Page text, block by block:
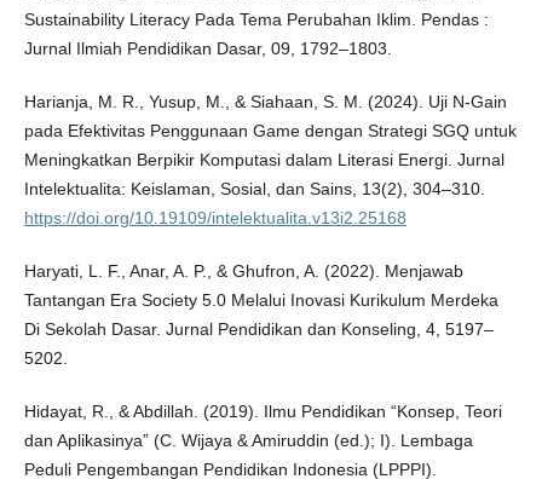
Sustainability Literacy Pada Tema Perubahan Iklim. Pendas :
Jurnal Ilmiah Pendidikan Dasar, 09, 1792–1803.
Harianja, M. R., Yusup, M., & Siahaan, S. M. (2024). Uji N-Gain
pada Efektivitas Penggunaan Game dengan Strategi SGQ untuk
Meningkatkan Berpikir Komputasi dalam Literasi Energi. Jurnal
Intelektualita: Keislaman, Sosial, dan Sains, 13(2), 304–310.
https://doi.org/10.19109/intelektualita.v13i2.25168
Haryati, L. F., Anar, A. P., & Ghufron, A. (2022). Menjawab
Tantangan Era Society 5.0 Melalui Inovasi Kurikulum Merdeka
Di Sekolah Dasar. Jurnal Pendidikan dan Konseling, 4, 5197–
5202.
Hidayat, R., & Abdillah. (2019). Ilmu Pendidikan “Konsep, Teori
dan Aplikasinya” (C. Wijaya & Amiruddin (ed.); I). Lembaga
Peduli Pengembangan Pendidikan Indonesia (LPPPI).